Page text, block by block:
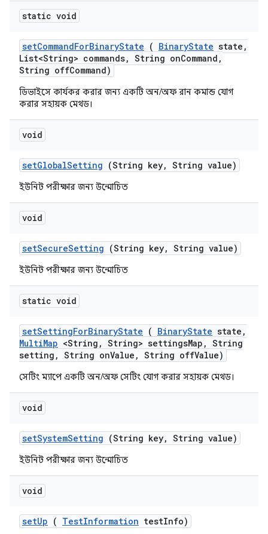
static void
setCommandForBinaryState ( BinaryState state ,
List<String> commands, String onCommand ,
String offCommand)
ডিভাইসে কার্যকর করার জন্য একটি অন/অফ রান কমান্ড যোগ
করার সহায়ক মেথড।
void
setGlobalSetting (String key, String value)
ইউনিট পরীক্ষার জন্য উন্মোচিত
void
setSecureSetting (String key, String value)
ইউনিট পরীক্ষার জন্য উন্মোচিত
static void
setSettingForBinaryState ( BinaryState state ,
MultiMap <String , String> settingsMap , String
setting , String onValue , String offValue)
সেটিং ম্যাপে একটি অন/অফ সেটিং যোগ করার সহায়ক মেথড।
void
setSystemSetting (String key, String value)
ইউনিট পরীক্ষার জন্য উন্মোচিত
void
setUp ( TestInformation testInfo)